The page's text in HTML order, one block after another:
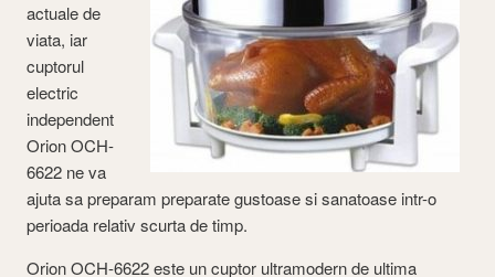
actuale de
viata, iar
cuptorul
electric
independent
Orion OCH-
6622 ne va
ajuta sa preparam preparate gustoase si sanatoase intr-o
perioada relativ scurta de timp.
Orion OCH-6622 este un cuptor ultramodern de ultima